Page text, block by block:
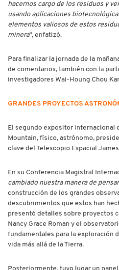
hacernos cargo de los residuos y
usando aplicaciones
elementos valiosos de estos
minera”, enfatizó.
Para finalizar la jornada de la
de comentarios, también con la
investigadores Wai-Houng Chou
GRANDES PROYECTOS
El segundo expositor internacional
Mountain, físico, astrónomo,
clave del Telescopio Espacial
En su Conferencia Magistral
cambiado nuestra manera de
construcción de los grandes
descubrimientos que estos han
presentó detalles sobre proyectos
Nancy Grace Roman y el
fundamentales para la exploración
vida más allá de la Tierra.